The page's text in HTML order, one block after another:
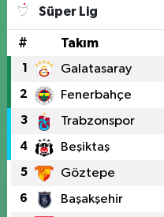
Süper Lig
# Takım
1 Galatasaray
2 Fenerbahçe
3 Trabzonspor
4 Beşiktaş
5 Göztepe
6 Başakşehir